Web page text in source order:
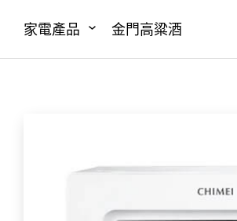
家電產品 金門高粱酒